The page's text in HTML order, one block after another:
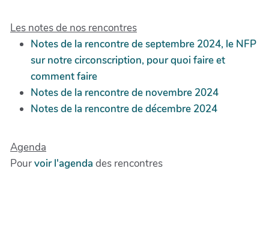
Les notes de nos rencontres
Notes de la rencontre de septembre 2024, le NFP
sur notre circonscription, pour quoi faire et
comment faire
Notes de la rencontre de novembre 2024
Notes de la rencontre de décembre 2024
Agenda
Pourvoir l'agenda des rencontres